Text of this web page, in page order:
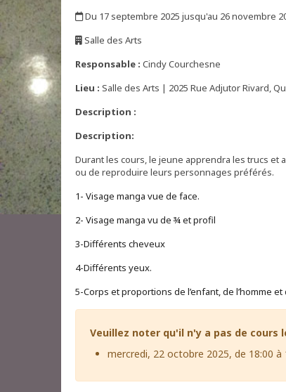
Du 17 septembre 2025 jusqu'au 26 novembre
Salle des Arts
Responsable : Cindy Courchesne
Lieu : Salle des Arts | 2025 Rue Adjutor Rivard,
Description :
Description:
Durant les cours, le jeune apprendra les trucs
ou de reproduire leurs personnages préférés.
1- Visage manga vue de face.
2- Visage manga vu de ¾ et profil
3-Différents cheveux
4-Différents yeux.
5-Corps et proportions de l’enfant, de l’homme
Veuillez noter qu'il n'y a pas de cours
mercredi, 22 octobre 2025, de 18:00 à